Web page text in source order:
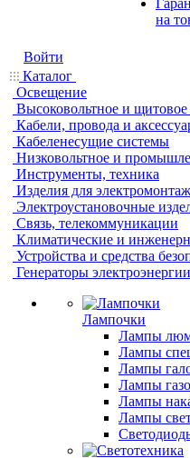
на
Войти
Каталог
Освещение
Высоковольтное и щитовое
Кабели, провода и
Кабеленесущие системы
Низковольтное и
Инструменты, техника
Изделия для
Электроустановочные
Связь, телекоммуникации
Климатические и
Устройства и средства
Генераторы
Лампочки
Лампы
Лампы
Лампы
Лампы
Лампы
Лампы